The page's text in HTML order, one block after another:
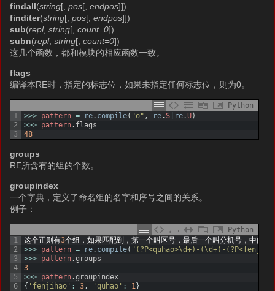
findall(string[,pos[,endpos]])
finditer(string[,pos[,endpos]])
sub(repl,string[,count=0])
subn(repl,string[,count=0])
这几个函数，都和模块的相应函数一致。
flags
编译本RE时，指定的标志位，如果未指定任何标志位，则为0。
Python
1
2
3
>>> pattern = re. compile( "o" , re.S re.U)
>>> pattern. flags
48
groups
RE所含有的组的个数。
groupindex
一个字典，定义了命名组的名字和序号之间的关系。
例子：
Python
1
2
3
4
5
6
这个正则有3个组，如果匹配到，第一个叫区号，最后一个叫分机号，中间的
>>> pattern = re. compile( "(?P<quhao>\d+)-(\d+)-
>>> pattern.groups
3
>>> pattern.groupindex
{ 'fenjihao' : 3 , 'quhao' : 1 }